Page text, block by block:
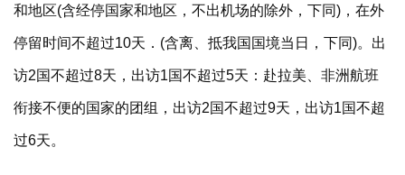
和地区(含经停国家和地区，不出机场的除外，下同)，在外
停留时间不超过10天．(含离、抵我国国境当日，下同)。出
访2国不超过8天，出访1国不超过5天：赴拉美、非洲航班
衔接不便的国家的团组，出访2国不超过9天，出访1国不超
过6天。